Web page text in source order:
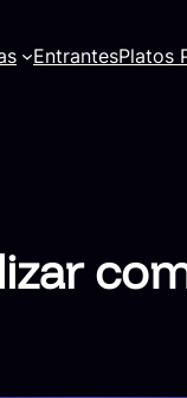
EntrantesPlatos